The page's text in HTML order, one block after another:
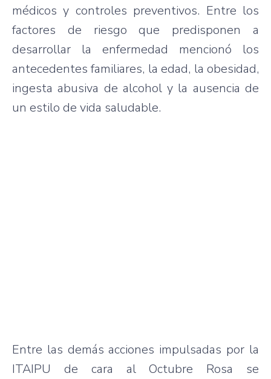
médicos y controles preventivos. Entre los
factores de riesgo que predisponen a
desarrollar la enfermedad mencionó los
antecedentes familiares, la edad, la obesidad,
ingesta abusiva de alcohol y la ausencia de
un estilo de vida saludable.
Entre las demás acciones impulsadas por la
ITAIPU de cara al Octubre Rosa se